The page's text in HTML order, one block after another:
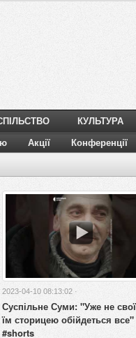
КУЛЬТУРА
Акції Конференції
2023-04-10 08:13:02 ·
Суспільне Суми: "Уже не
їм сторицею обійдеться все"
#shorts